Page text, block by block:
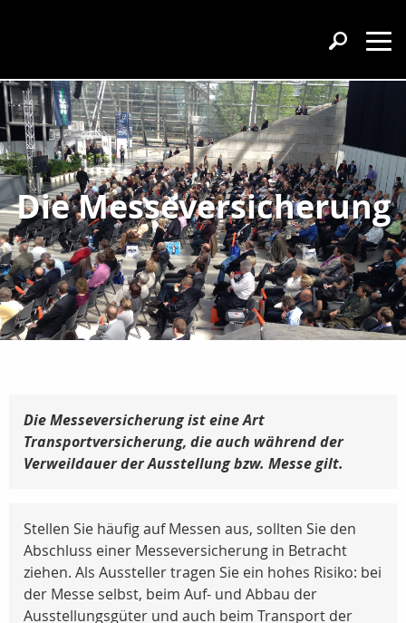
Die Messeversicherung
Die Messeversicherung ist eine Art
Transportversicherung, die auch während der
Verweildauer der Ausstellung bzw. Messe gilt.
Stellen Sie häufig auf Messen aus, sollten Sie den
Abschluss einer Messeversicherung in Betracht
ziehen. Als Aussteller tragen Sie ein hohes Risiko: bei
der Messe selbst, beim Auf- und Abbau der
Ausstellungsgüter und auch beim Transport der